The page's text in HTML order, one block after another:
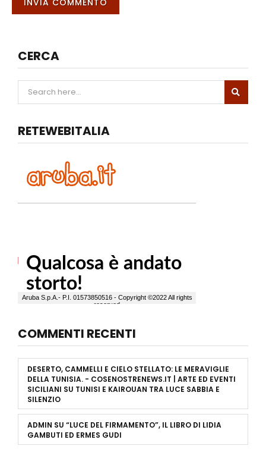
CERCA
RETEWEBITALIA
COMMENTI RECENTI
DESERTO, CAMMELLI E CIELO STELLATO: LE MERAVIGLIE
DELLA TUNISIA. - COSENOSTRENEWS.IT | ARTE ED EVENTI
SICILIANI SU TUNISI E KAIROUAN TRA LUCE SABBIA E
SILENZIO
ADMIN SU “LUCE DEL FIRMAMENTO”, IL LIBRO DI LIDIA
GAMBUTI ED ERMES GUDI